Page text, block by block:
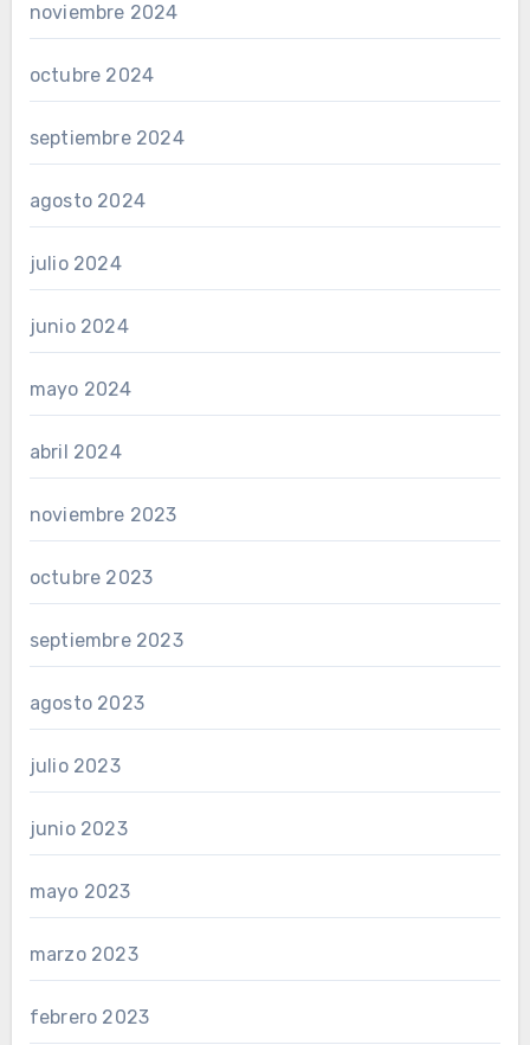
noviembre 2024
octubre 2024
septiembre 2024
agosto 2024
julio 2024
junio 2024
mayo 2024
abril 2024
noviembre 2023
octubre 2023
septiembre 2023
agosto 2023
julio 2023
junio 2023
mayo 2023
marzo 2023
febrero 2023